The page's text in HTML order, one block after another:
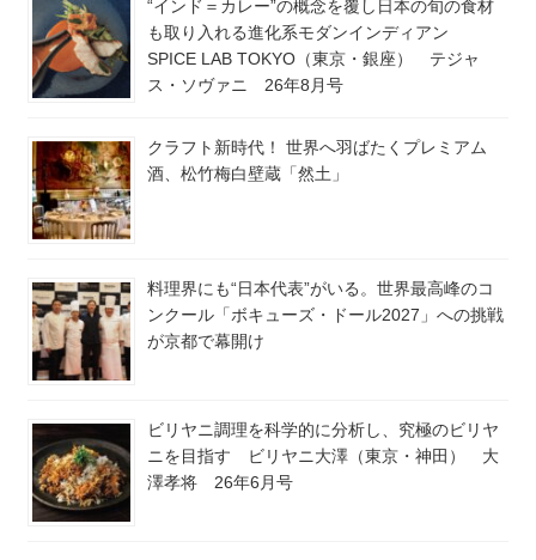
“インド＝カレー”の概念を覆し日本の旬の食材
も取り入れる進化系モダンインディアン
SPICE LAB TOKYO（東京・銀座） テジャ
ス・ソヴァニ 26年8月号
クラフト新時代！ 世界へ羽ばたくプレミアム
酒、松竹梅白壁蔵「然土」
料理界にも“日本代表”がいる。世界最高峰のコ
ンクール「ボキューズ・ドール2027」への挑戦
が京都で幕開け
ビリヤニ調理を科学的に分析し、究極のビリヤ
ニを目指す ビリヤニ大澤（東京・神田） 大
澤孝将 26年6月号